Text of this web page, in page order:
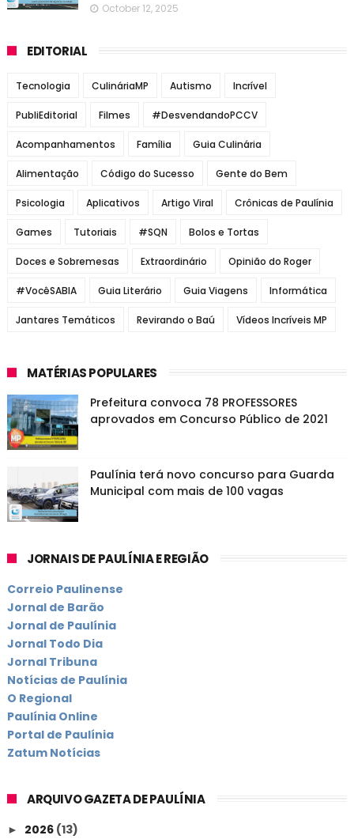
October 12, 2025
EDITORIAL
Tecnologia CulináriaMP Autismo Incrível
PubliEditorial Filmes #DesvendandoPCCV
Acompanhamentos Família Guia Culinária
Alimentação Código do Sucesso Gente do Bem
Psicologia Aplicativos Artigo Viral Crônicas de Paulínia
Games Tutoriais #SQN Bolos e Tortas
Doces e Sobremesas Extraordinário Opinião do Roger
#VocêSABIA Guia Literário Guia Viagens Informática
Jantares Temáticos Revirando o Baú Vídeos Incríveis MP
MATÉRIAS POPULARES
Prefeitura convoca 78 PROFESSORES
aprovados em Concurso Público de 2021
Paulínia terá novo concurso para Guarda
Municipal com mais de 100 vagas
JORNAIS DE PAULÍNIA E REGIÃO
Correio Paulinense
Jornal de Barão
Jornal de Paulínia
Jornal Todo Dia
Jornal Tribuna
Notícias de Paulínia
O Regional
Paulínia Online
Portal de Paulínia
Zatum Notícias
ARQUIVO GAZETA DE PAULÍNIA
► 2026 (13)